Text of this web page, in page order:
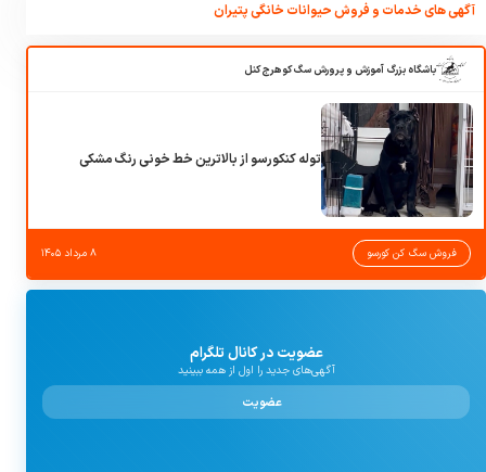
آگهی های خدمات و فروش حیوانات خانگی پتیران
باشگاه بزرگ آموزش و پرورش سگ کوهرج کنل
توله کنکورسو از بالاترین خط خونی رنگ مشکی
فروش سگ کن کورسو ۸ مرداد ۱۴۰۵
عضویت در کانال تلگرام
آگهی‌های جدید را اول از همه ببینید
عضویت